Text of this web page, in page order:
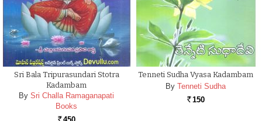
Sri Bala Tripurasundari Stotra
Kadambam
By Sri Challa Ramaganapati
Books
Rs.
Tenneti Sudha Vyasa Kadambam
By Tenneti Sudha
Rs. 150